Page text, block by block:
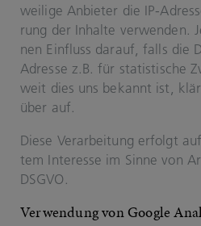
wei­li­ge An­bie­ter die IP-​
rung der In­hal­te ver­wen­den.
nen Ein­fluss dar­auf, falls die
Adres­se z.B. für sta­tis­ti­sche
weit dies uns be­kannt ist,
über auf.
Diese Ver­ar­bei­tung er­folgt
tem In­ter­es­se im Sinne von
DSGVO.
Ver­wen­dung von Goog­le